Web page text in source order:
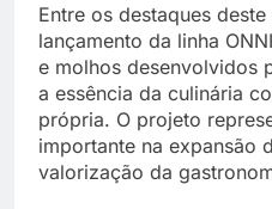
Entre os destaques
lançamento da linha
e molhos desenvolvidos
a essência da culinária
própria. O projeto
importante na expansão
valorização da